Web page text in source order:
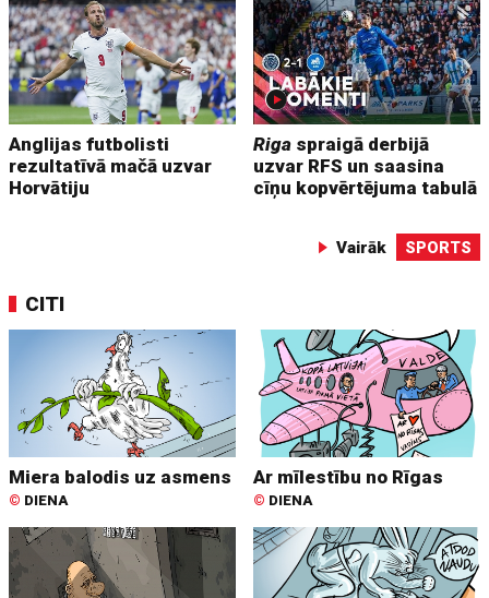
Anglijas futbolisti
rezultatīvā mačā uzvar
Horvātiju
Riga spraigā derbijā
uzvar RFS un saasina
cīņu kopvērtējuma tabulā
Vairāk SPORTS
CITI
Miera balodis uz asmens
© DIENA
Ar mīlestību no Rīgas
© DIENA